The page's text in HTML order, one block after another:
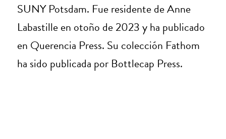
SUNY Potsdam. Fue residente de Anne
Labastille en otoño de 2023 y ha publicado
en Querencia Press. Su colección Fathom
ha sido publicada por Bottlecap Press.